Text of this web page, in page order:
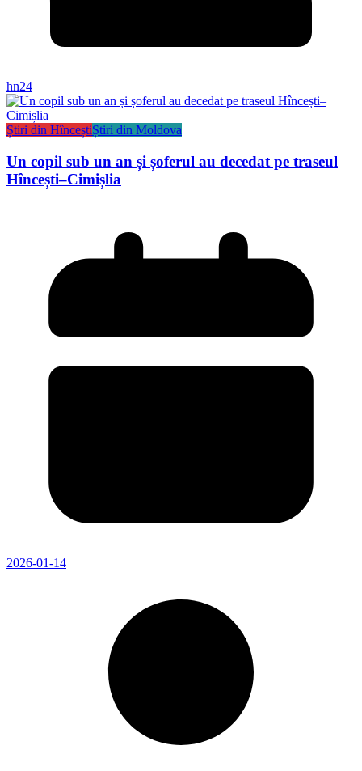
hn24
Știri din HînceștiȘtiri din Moldova
Un copil sub un an și șoferul au decedat pe traseul
Hîncești–Cimișlia
2026-01-14